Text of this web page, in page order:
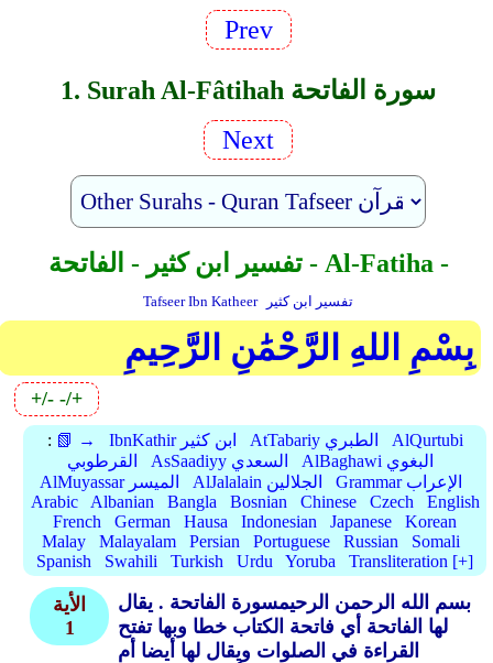
Prev
1. Surah Al-Fâtihah سورة الفاتحة
Next
تفسير ابن كثير - الفاتحة - Al-Fatiha -
Tafseer Ibn Katheer تفسير ابن كثير
بِسْمِ اللهِ الرَّحْمَٰنِ الرَّحِيمِ
+/- -/+
: 📗 → IbnKathir ابن كثير AtTabariy الطبري
AlQurtubi
القرطوبي
AsSaadiyy السعدي
AlBaghawi البغوي
AlMuyassar الميسر
AlJalalain الجلالين
Grammar الإعراب
Arabic
Albanian Bangla Bosnian Chinese Czech
English
French
German Hausa Indonesian Japanese
Korean
Malay
Malayalam Persian Portuguese Russian
Somali
Spanish
Swahili Turkish Urdu Yoruba Transliteration [+]
الأية
1
بسم الله الرحمن الرحيمسورة الفاتحة . يقال
لها الفاتحة أي فاتحة الكتاب خطا وبها تفتح
القراءة في الصلوات ويقال لها أيضا أم